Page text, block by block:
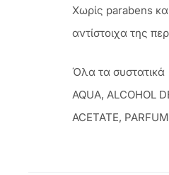
Χωρίς parabens
αντίστοιχα της
Όλα τα συστατικά
AQUA, ALCOHOL
ACETATE, PARFUM